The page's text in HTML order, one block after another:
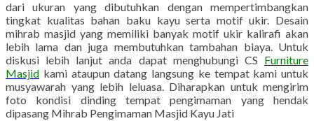
dari ukuran yang dibutuhkan dengan mempertimbangkan
tingkat kualitas bahan baku kayu serta motif ukir. Desain
mihrab masjid yang memiliki banyak motif ukir kalirafi akan
lebih lama dan juga membutuhkan tambahan biaya. Untuk
diskusi lebih lanjut anda dapat menghubungi CS Furniture
Masjid kami ataupun datang langsung ke tempat kami untuk
musyawarah yang lebih leluasa. Diharapkan untuk mengirim
foto kondisi dinding tempat pengimaman yang hendak
dipasang Mihrab Pengimaman Masjid Kayu Jati